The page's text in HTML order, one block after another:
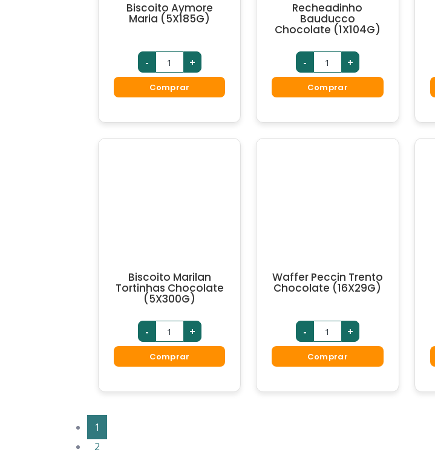
Biscoito Aymore
Maria (5X185G)
- +
Comprar
Recheadinho
Bauducco
Chocolate (1X104G)
- +
Comprar
Biscoito Marilan
Tortinhas Chocolate
(5X300G)
- +
Comprar
Waffer Peccin Trento
Chocolate (16X29G)
- +
Comprar
1
2